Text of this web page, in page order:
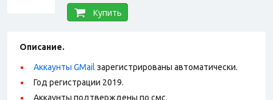
Купить
Описание.
Аккаунты GMail зарегистрированы автоматически.
Год регистрации 2019.
Аккаунты подтверждены по смс.